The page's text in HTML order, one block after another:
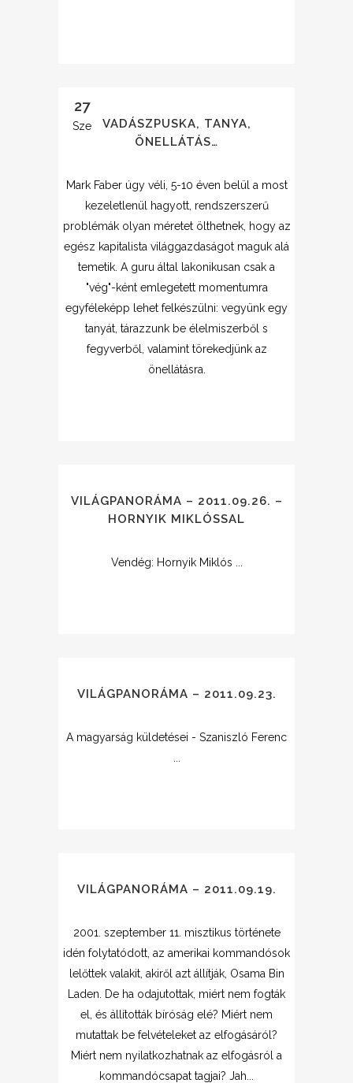
27
Sze
VADÁSZPUSKA, TANYA,
ÖNELLÁTÁS…
Mark Faber úgy véli, 5-10 éven belül a most
kezeletlenül hagyott, rendszerszerű
problémák olyan méretet ölthetnek, hogy az
egész kapitalista világgazdaságot maguk alá
temetik. A guru által lakonikusan csak a
"vég"-ként emlegetett momentumra
egyféleképp lehet felkészülni: vegyünk egy
tanyát, tárazzunk be élelmiszerből s
fegyverből, valamint törekedjünk az
önellátásra.
VILÁGPANORÁMA – 2011.09.26. –
HORNYIK MIKLÓSSAL
Vendég: Hornyik Miklós ...
VILÁGPANORÁMA – 2011.09.23.
A magyarság küldetései - Szaniszló Ferenc
VILÁGPANORÁMA – 2011.09.19.
2001. szeptember 11. misztikus története
idén folytatódott, az amerikai kommandósok
lelőttek valakit, akiről azt állítják, Osama Bin
Laden. De ha odajutottak, miért nem fogták
el, és állították bíróság elé? Miért nem
mutattak be felvételeket az elfogásáról?
Miért nem nyilatkozhatnak az elfogásról a
kommandócsapat tagjai? Jah...